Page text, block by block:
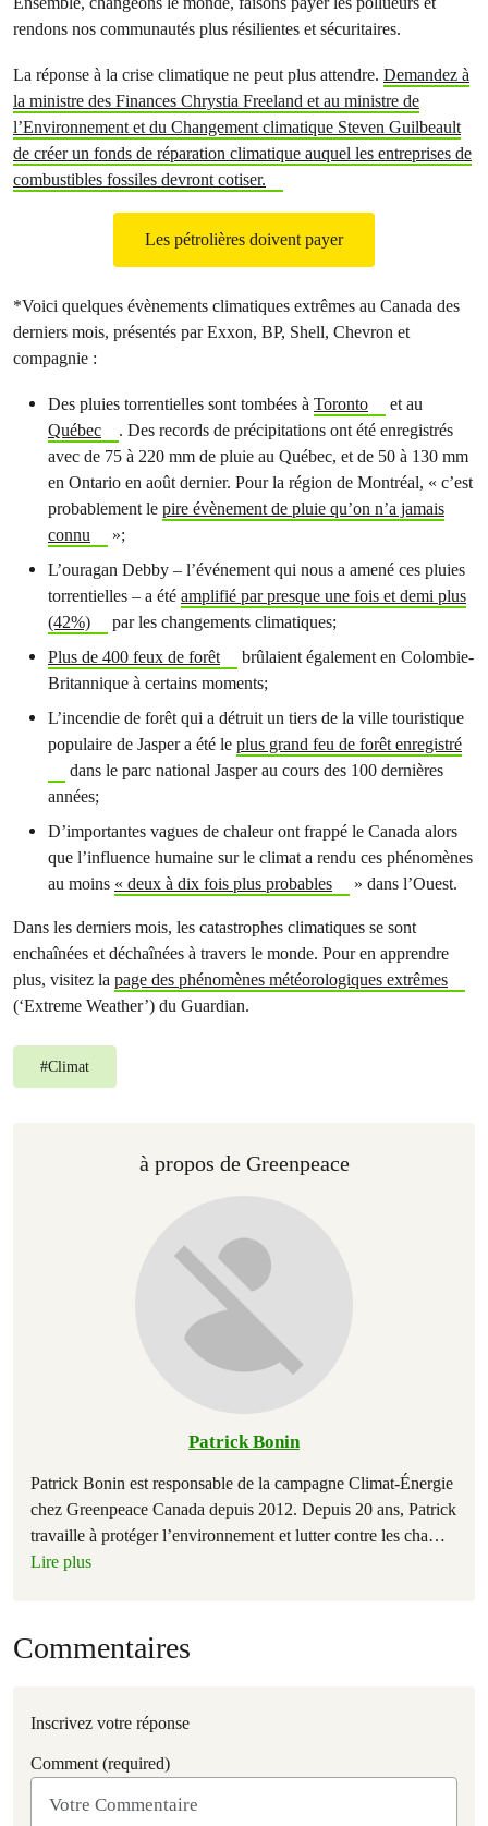
rendons nos communautés plus résilientes et sécuritaires.
La réponse à la crise climatique ne peut plus attendre. Demandez à
la ministre des Finances Chrystia Freeland et au ministre de
l’Environnement et du Changement climatique Steven Guilbeault
de créer un fonds de réparation climatique auquel les entreprises de
combustibles fossiles devront cotiser.
Les pétrolières doivent payer
*Voici quelques évènements climatiques extrêmes au Canada des
derniers mois, présentés par Exxon, BP, Shell, Chevron et
compagnie :
Des pluies torrentielles sont tombées à Toronto
et au
Québec
. Des records de précipitations ont été enregistrés
avec de 75 à 220 mm de pluie au Québec, et de 50 à 130 mm
en Ontario en août dernier. Pour la région de Montréal, « c’est
probablement le pire évènement de pluie qu’on n’a jamais
connu
»;
L’ouragan Debby – l’événement qui nous a amené ces pluies
torrentielles – a été amplifié par presque une fois et demi plus
(42%)
par les changements climatiques;
Plus de 400 feux de forêt
brûlaient également en Colombie-
Britannique à certains moments;
L’incendie de forêt qui a détruit un tiers de la ville touristique
populaire de Jasper a été le plus grand feu de forêt enregistré
dans le parc national Jasper au cours des 100 dernières
années;
D’importantes vagues de chaleur ont frappé le Canada alors
que l’influence humaine sur le climat a rendu ces phénomènes
au moins « deux à dix fois plus probables » dans l’Ouest.
Dans les derniers mois, les catastrophes climatiques se sont
enchaînées et déchaînées à travers le monde. Pour en apprendre
plus, visitez la page des phénomènes météorologiques extrêmes
(‘Extreme Weather’) du Guardian.
#Climat
à propos de Greenpeace
Patrick Bonin
Patrick Bonin est responsable de la campagne Climat-Énergie
chez Greenpeace Canada depuis 2012. Depuis 20 ans, Patrick
travaille à protéger l’environnement et lutter contre les cha…
Lire plus
Commentaires
Inscrivez votre réponse
Comment (required)